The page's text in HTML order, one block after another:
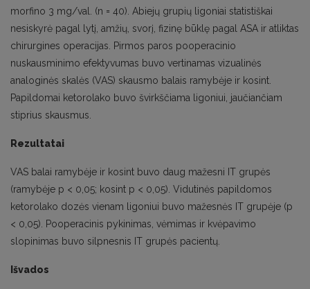
morfino 3 mg/val. (n = 40). Abiejų grupių ligoniai statistiškai
nesiskyrė pagal lytį, amžių, svorį, fizinę būklę pagal ASA ir atliktas
chirurgines operacijas. Pirmos paros pooperacinio
nuskausminimo efektyvumas buvo vertinamas vizualinės
analoginės skalės (VAS) skausmo balais ramybėje ir kosint.
Papildomai ketorolako buvo švirkščiama ligoniui, jaučiančiam
stiprius skausmus.
Rezultatai
VAS balai ramybėje ir kosint buvo daug mažesni IT grupės
(ramybėje p < 0,05; kosint p < 0,05). Vidutinės papildomos
ketorolako dozės vienam ligoniui buvo mažesnės IT grupėje (p
< 0,05). Pooperacinis pykinimas, vėmimas ir kvėpavimo
slopinimas buvo silpnesnis IT grupės pacientų.
Išvados